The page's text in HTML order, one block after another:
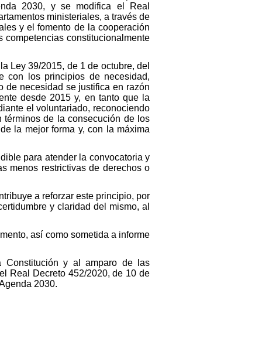
2030, y se modifica el Real
ministeriales, a través de
y el fomento de la cooperación
constitucionalmente
Ley 39/2015, de 1 de octubre, del
con los principios de necesidad,
de necesidad se justifica en razón
desde 2015 y, en tanto que la
el voluntariado, reconociendo
de la consecución de los
la mejor forma y, con la máxima
para atender la convocatoria y
menos restrictivas de derechos o
a reforzar este principio, por
y claridad del mismo, al
así como sometida a informe
Constitución y al amparo de las
Real Decreto 452/2020, de 10 de
2030.